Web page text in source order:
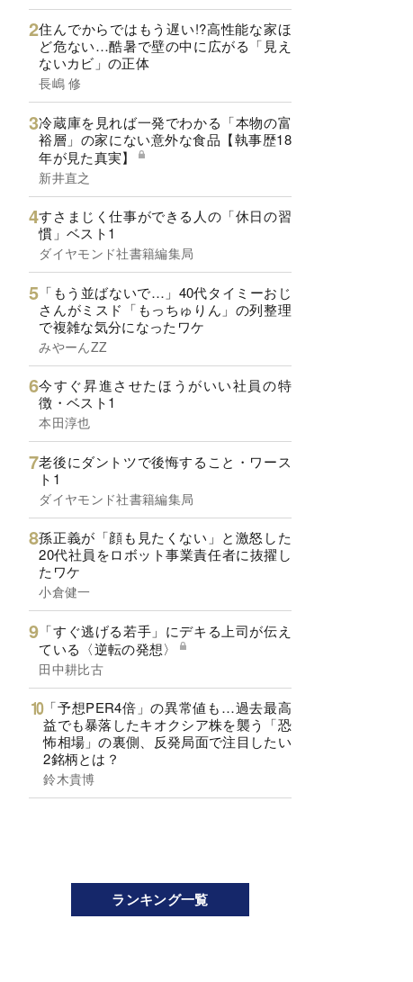
住んでからではもう遅い!?高性能な家ほ
ど危ない…酷暑で壁の中に広がる「見え
ないカビ」の正体
長嶋 修
冷蔵庫を見れば一発でわかる「本物の富
裕層」の家にない意外な食品【執事歴18
年が見た真実】
新井直之
すさまじく仕事ができる人の「休日の習
慣」ベスト1
ダイヤモンド社書籍編集局
「もう並ばないで…」40代タイミーおじ
さんがミスド「もっちゅりん」の列整理
で複雑な気分になったワケ
みやーんZZ
今すぐ昇進させたほうがいい社員の特
徴・ベスト1
本田淳也
老後にダントツで後悔すること・ワース
ト1
ダイヤモンド社書籍編集局
孫正義が「顔も見たくない」と激怒した
20代社員をロボット事業責任者に抜擢し
たワケ
小倉健一
「すぐ逃げる若手」にデキる上司が伝え
ている〈逆転の発想〉
田中耕比古
「予想PER4倍」の異常値も…過去最高
益でも暴落したキオクシア株を襲う「恐
怖相場」の裏側、反発局面で注目したい
2銘柄とは？
鈴木貴博
ランキング一覧